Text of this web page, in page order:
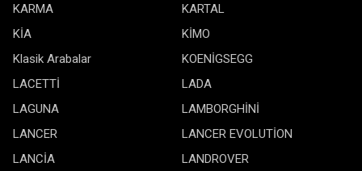
KARMA
KARTAL
KİA
KİMO
Klasik Arabalar
KOENİGSEGG
LACETTİ
LADA
LAGUNA
LAMBORGHİNİ
LANCER
LANCER EVOLUTİON
LANCİA
LANDROVER